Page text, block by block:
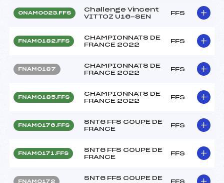
ONAM0023.FFS
Challenge Vincent
VITTOZ U16-SEN
FFS
FNAM0182.FFS
CHAMPIONNATS DE
FRANCE 2022
FFS
FNAM0187
CHAMPIONNATS DE
FRANCE 2022
FFS
FNAM0185.FFS
CHAMPIONNATS DE
FRANCE 2022
FFS
FNAM0176.FFS
SNT6 FFS COUPE DE
FRANCE
FFS
FNAM0171.FFS
SNT6 FFS COUPE DE
FRANCE
FFS
FNAM0172
SNT6 FFS COUPE DE
FFS